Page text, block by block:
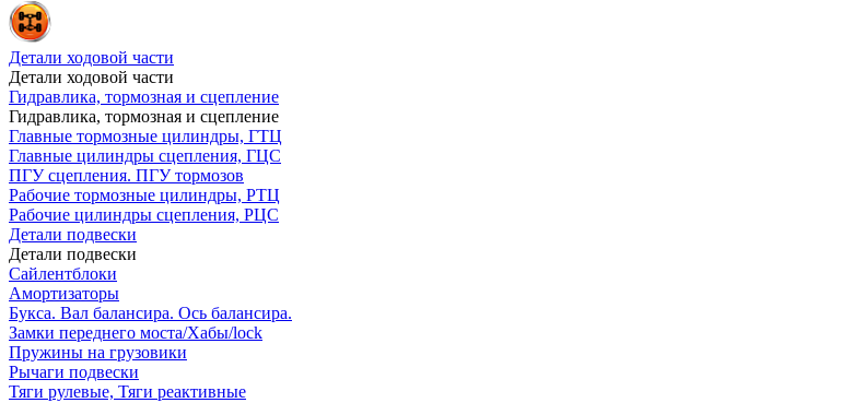
Детали ходовой части
Детали ходовой части
Гидравлика, тормозная и сцепление
Гидравлика, тормозная и сцепление
Главные тормозные цилиндры, ГТЦ
Главные цилиндры сцепления, ГЦС
ПГУ сцепления. ПГУ тормозов
Рабочие тормозные цилиндры, РТЦ
Рабочие цилиндры сцепления, РЦС
Детали подвески
Детали подвески
Cайлентблоки
Амортизаторы
Букса. Вал балансира. Ось балансира.
Замки переднего моста/Хабы/lock
Пружины на грузовики
Рычаги подвески
Тяги рулевые, Тяги реактивные